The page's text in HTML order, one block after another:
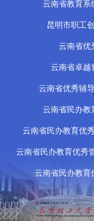
云南省教育系
昆明市职工
云南省优
云南省卓越
云南省优秀辅
云南省民办教
云南省民办教育优
云南省民办教育优秀
云南省民办教育